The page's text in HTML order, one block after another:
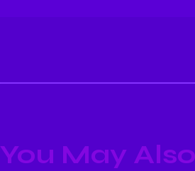
You May